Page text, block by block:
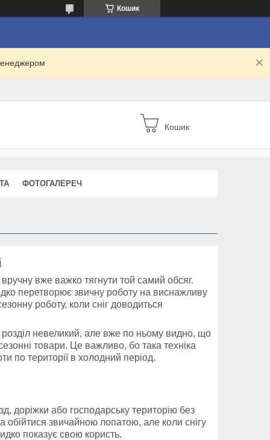
Кошик
Кошик
ФОТОГАЛЕРЕЧ
вже важко тягнути той самий обсяг.
перетворює звичну роботу на виснажливу
роботу, коли сніг доводиться
розділ невеликий, але вже по ньому видно, що
товари. Це важливо, бо така техніка
по території в холодний період.
доріжки або господарську територію без
обійтися звичайною лопатою, але коли снігу
показує свою користь.